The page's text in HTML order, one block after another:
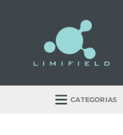
CATEGORIAS